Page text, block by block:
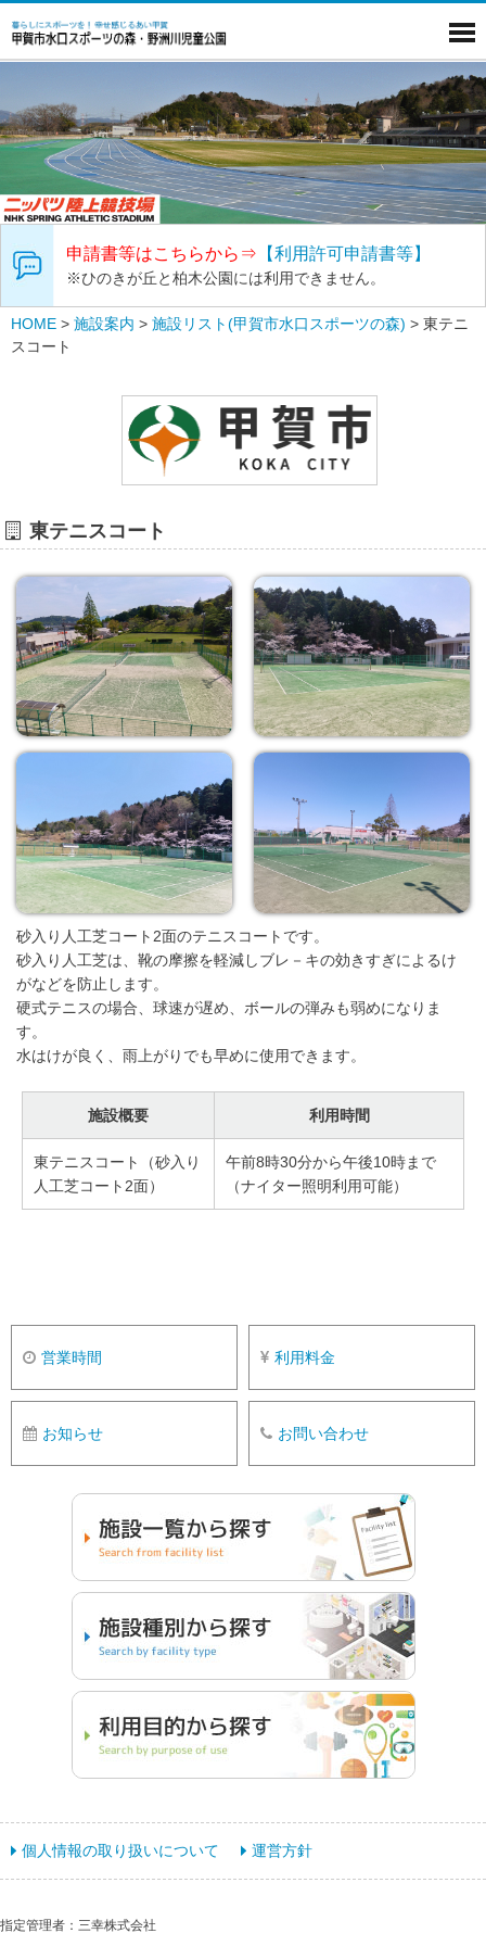
申請書等はこちらから⇒ 【利用許可申請書等】
※ひのきが丘と柏木公園には利用できません。
HOME > 施設案内 > 施設リスト(甲賀市水口スポーツの森) > 東テニ
スコート
東テニスコート
砂入り人工芝コート2面のテニスコートです。
砂入り人工芝は、靴の摩擦を軽減しブレ－キの効きすぎによるけ
がなどを防止します。
硬式テニスの場合、球速が遅め、ボールの弾みも弱めになりま
す。
水はけが良く、雨上がりでも早めに使用できます。
施設概要 利用時間
東テニスコート（砂入り
人工芝コート2面）
午前8時30分から午後10時まで
（ナイター照明利用可能）
営業時間 利用料金
お知らせ お問い合わせ
個人情報の取り扱いについて 運営方針
指定管理者：三幸株式会社